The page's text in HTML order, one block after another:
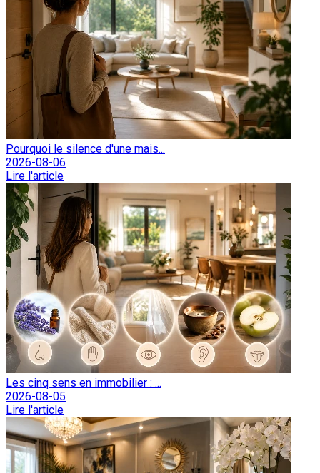
Pourquoi le silence d'une mais...
2026-08-06
Lire l'article
Les cinq sens en immobilier : ...
2026-08-05
Lire l'article